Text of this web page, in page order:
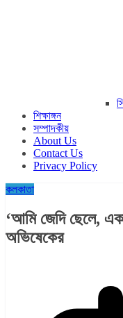
শিক্ষাঙ্গন
সম্পাদকীয়
About Us
Contact Us
Privacy Policy
কলকাতা
‘আমি জেদি ছেলে,
অভিষেকের